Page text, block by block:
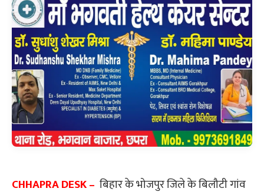
CHHAPRA DESK – बिहार के भोजपुर जिले के बिलौटी गांव